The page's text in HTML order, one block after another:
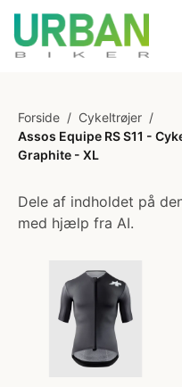
Forside / Cykeltrøjer /
Assos Equipe RS S11 -
Graphite - XL
Dele af indholdet på
med hjælp fra AI.